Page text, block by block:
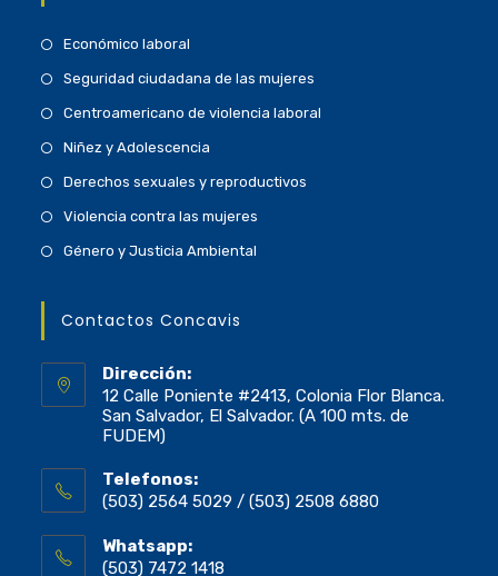
Económico laboral
Seguridad ciudadana de las mujeres
Centroamericano de violencia laboral
Niñez y Adolescencia
Derechos sexuales y reproductivos
Violencia contra las mujeres
Género y Justicia Ambiental
Contactos Concavis
Dirección:
12 Calle Poniente #2413, Colonia Flor Blanca.
San Salvador, El Salvador. (A 100 mts. de
FUDEM)
Telefonos:
(503) 2564 5029 / (503) 2508 6880
Whatsapp:
(503) 7472 1418